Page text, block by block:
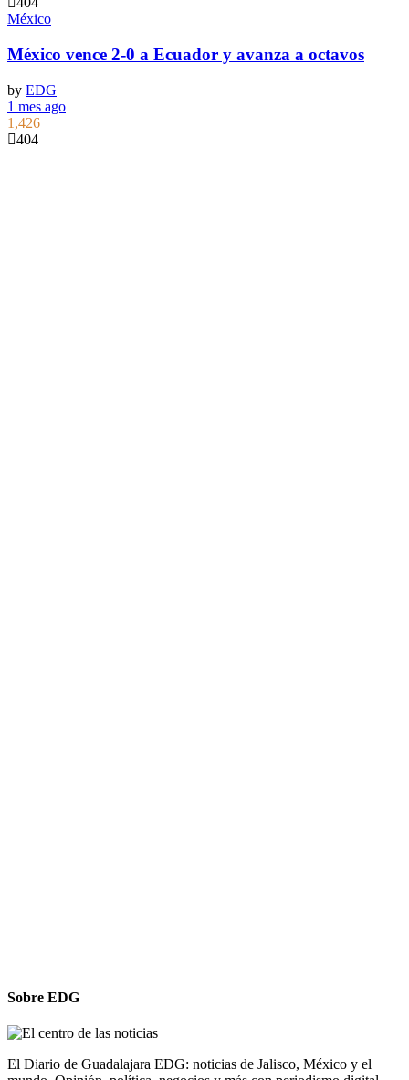
México
México vence 2-0 a Ecuador y avanza a octavos
by EDG
1 mes ago
1,426
404
Sobre EDG
El Diario de Guadalajara EDG: noticias de Jalisco, México y el